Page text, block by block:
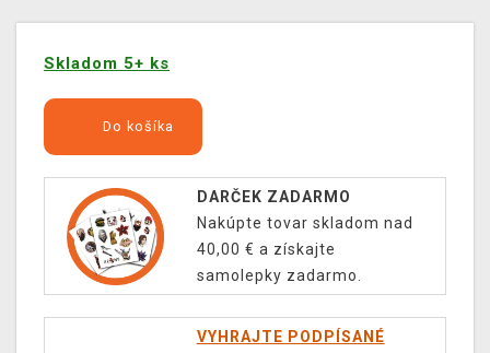
Skladom 5+ ks
Do košíka
DARČEK ZADARMO
Nakúpte tovar skladom nad
40,00 € a získajte
samolepky zadarmo.
VYHRAJTE PODPÍSANÉ